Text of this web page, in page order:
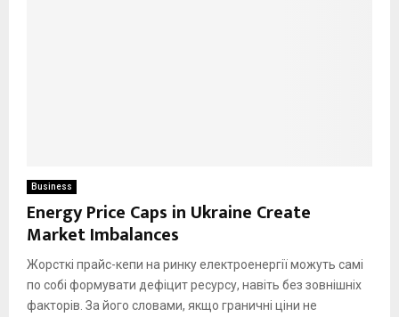
Business
Energy Price Caps in Ukraine Create
Market Imbalances
Жорсткі прайс-кепи на ринку електроенергії можуть самі
по собі формувати дефіцит ресурсу, навіть без зовнішніх
факторів. За його словами, якщо граничні ціни не